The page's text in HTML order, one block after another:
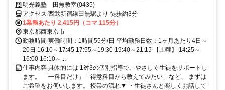
◎ミドル・シニアも活躍中
明光義塾 田無教室(0435)
アクセス 西武新宿線田無駅より 徒歩約3分
1業務あたり 2,415円（コマ 115分）
東京都西東京市
勤務時間 実働時間：1時間55分/日 平均勤務日数：1ヶ月あたり4日～
20日 16:10～17:45 17:55～19:30 19:40～21:15 【土曜】 14:25～
16:00 16:10～...
仕事内容 具体的には 1対3の個別指導で、やさしく生徒をサポートし
ます。 「一科目だけ」「得意科目から教えてみたい」など、 まずは
ご希望をお伺いします。 授業の流れ▼ ・生徒さんと楽しくお話して